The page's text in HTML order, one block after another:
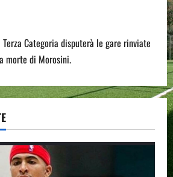
Categoria disputerà le gare rinviate
morte di Morosini.